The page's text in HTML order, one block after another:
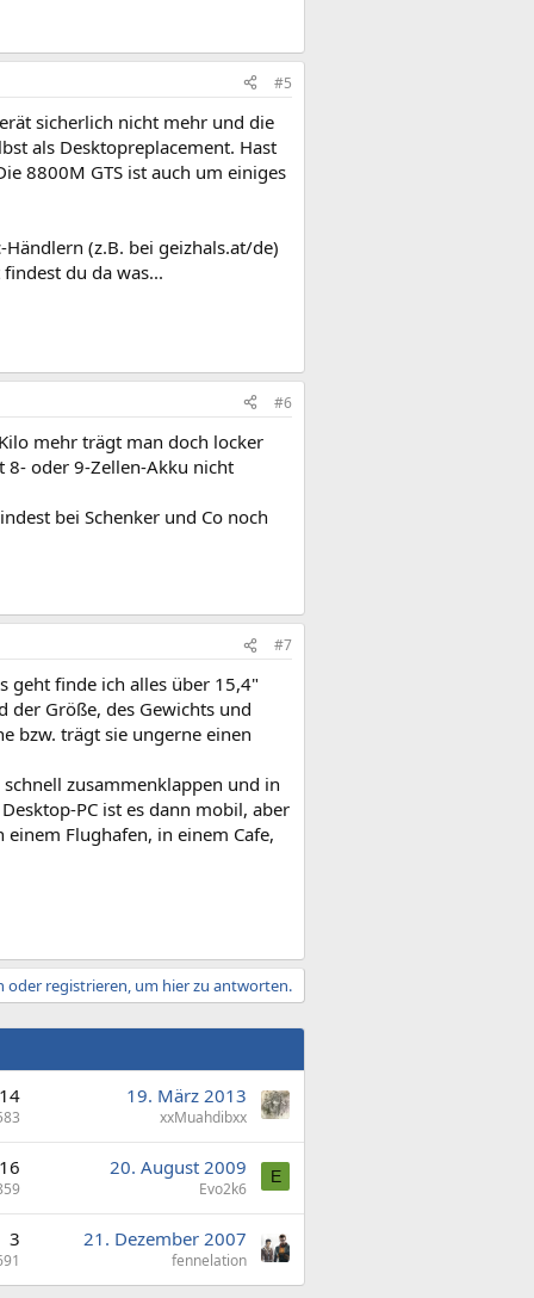
#5
sicherlich nicht mehr und die
als Desktopreplacement. Hast
8800M GTS ist auch um einiges
(z.B. bei geizhals.at/de)
du da was...
#6
mehr trägt man doch locker
8- oder 9-Zellen-Akku nicht
bei Schenker und Co noch
#7
geht finde ich alles über 15,4"
der Größe, des Gewichts und
bzw. trägt sie ungerne einen
zusammenklappen und in
PC ist es dann mobil, aber
Flughafen, in einem Cafe,
oder registrieren, um hier zu antworten.
14 19. März 2013
xxMuahdibxx
16 20. August 2009
Evo2k6
E
3 21. Dezember 2007
fennelation